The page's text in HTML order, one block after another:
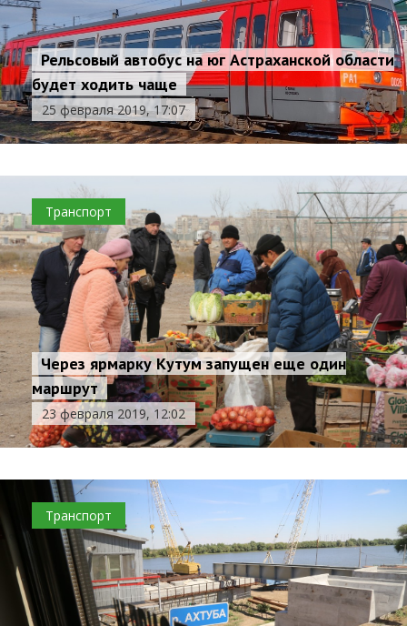
Рельсовый автобус на юг Астраханской области
будет ходить чаще
25 февраля 2019, 17:07
Транспорт
Через ярмарку Кутум запущен еще один
маршрут
23 февраля 2019, 12:02
Транспорт